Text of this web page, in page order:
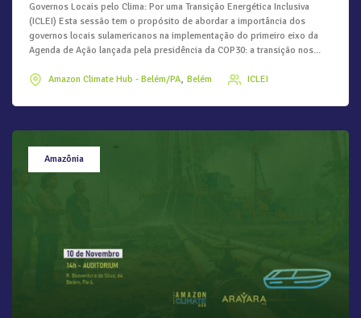
Governos Locais pelo Clima: Por uma Transição Energética Inclusiva
(ICLEI) Esta sessão tem o propósito de abordar a importância dos
governos locais sulamericanos na implementação do primeiro eixo da
Agenda de Ação lançada pela presidência da COP30: a transição nos...
Amazon Climate Hub - Belém/PA Belém ICLEI
Amazônia